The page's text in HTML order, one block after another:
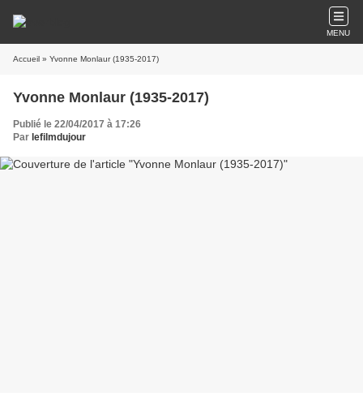
MENU
Accueil » Yvonne Monlaur (1935-2017)
Yvonne Monlaur (1935-2017)
Publié le 22/04/2017 à 17:26
Par lefilmdujour